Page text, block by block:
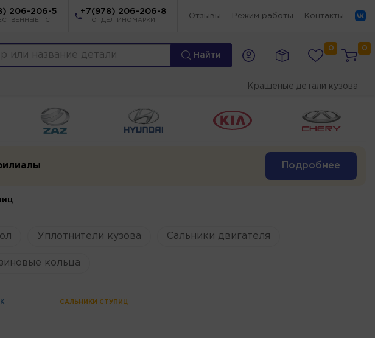
206-206-5
ТС
+7(978) 206-206-8
ОТДЕЛ ИНОМАРКИ
Отзывы Режим работы Контакты
Найти
0 0
Крашеные детали кузова
Подробнее
Уплотнители кузова Сальники двигателя
кольца
САЛЬНИКИ СТУПИЦ